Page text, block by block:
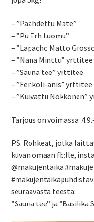
– ”Paahdettu Mate”
– ”Pu Erh Luomu”
– ”Lapacho Matto
– ”Nana Minttu” yrttitee
– ”Sauna tee” yrttitee
– ”Fenkoli-anis” yrttitee
– ”Kuivattu Nokkonen”
Tarjous on voimassa:
P.S. Rohkeat, jotka
kuvan omaan fb:lle,
@makujentaika
seuraavasta teestä:
”Sauna tee” ja ”Basilika